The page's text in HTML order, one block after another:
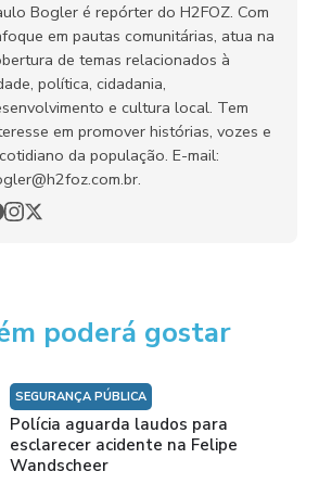
Bogler é repórter do H2FOZ. Com
em pautas comunitárias, atua na
de temas relacionados à
política, cidadania,
e cultura local. Tem
em promover histórias, vozes e
da população. E-mail:
poderá gostar
SEGURANÇA PÚBLICA
Polícia aguarda laudos para
esclarecer acidente na Felipe
Wandscheer